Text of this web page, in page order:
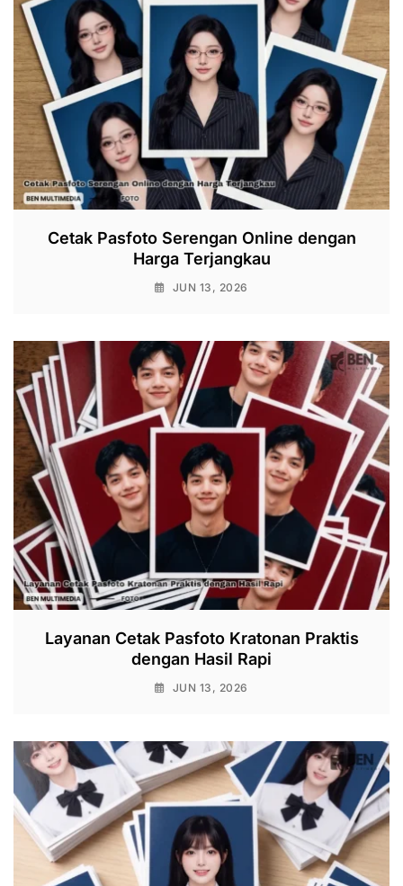
Cetak Pasfoto Serengan Online dengan
Harga Terjangkau
JUN 13, 2026
Layanan Cetak Pasfoto Kratonan Praktis
dengan Hasil Rapi
JUN 13, 2026